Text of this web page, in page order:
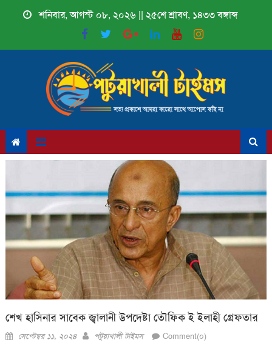
শনিবার, আগস্ট ০৮, ২০২৬ || ২৫শে শ্রাবণ, ১৪৩৩ বঙ্গাব্দ
শেখ হাসিনার সাবেক জ্বালানী উপদেষ্টা তৌফিক ই ইলাহী গ্রেফতার
Posted
সেপ্টেম্বর ১১, ২০২৪ Author
পটুয়াখালী টাইমস Comment(০)